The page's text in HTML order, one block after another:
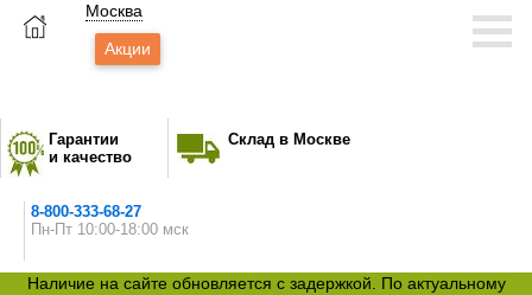
Москва
Акции
Гарантии
и качество
Склад в Москве
8-800-333-68-27
Пн-Пт 10:00-18:00 мск
Наличие на сайте обновляется с задержкой. По актуальному